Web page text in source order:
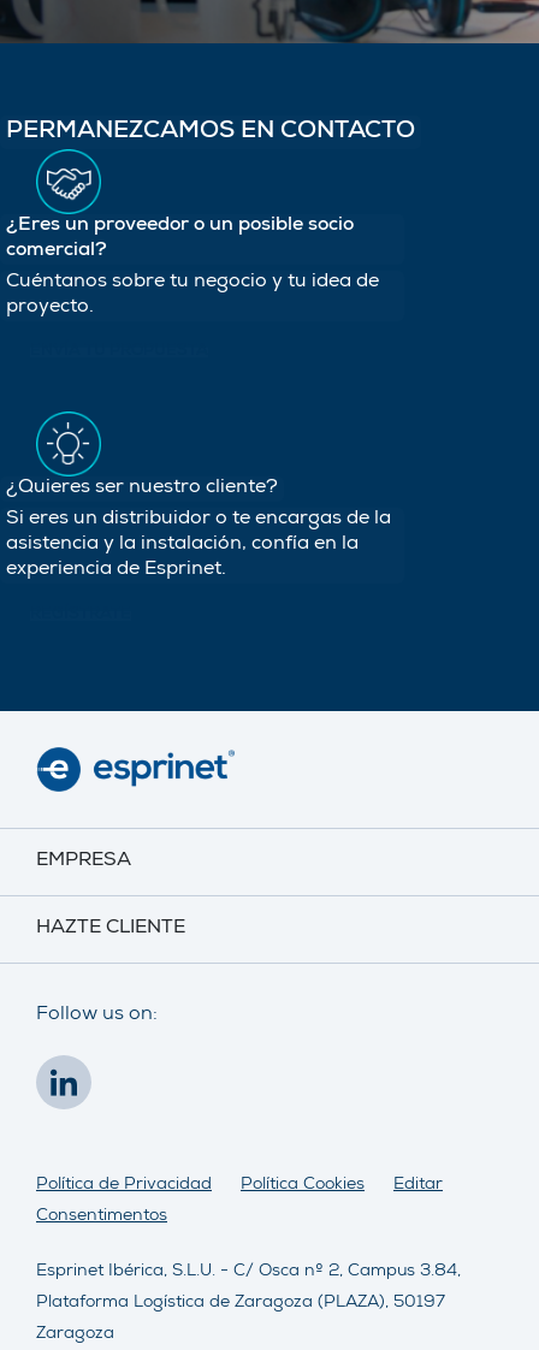
PERMANEZCAMOS EN CONTACTO
¿Eres un proveedor o un posible socio
comercial?
Cuéntanos sobre tu negocio y tu idea de
proyecto.
¿Quieres ser nuestro cliente?
Si eres un distribuidor o te encargas de la
asistencia y la instalación, confía en la
experiencia de Esprinet.
EMPRESA
HAZTE CLIENTE
Follow us on:
Esprinet Ibérica, S.L.U. - C/ Osca nº 2, Campus 3.84,
Plataforma Logística de Zaragoza (PLAZA), 50197
Zaragoza
Política de Privacidad Política Cookies
Editar
Consentimentos